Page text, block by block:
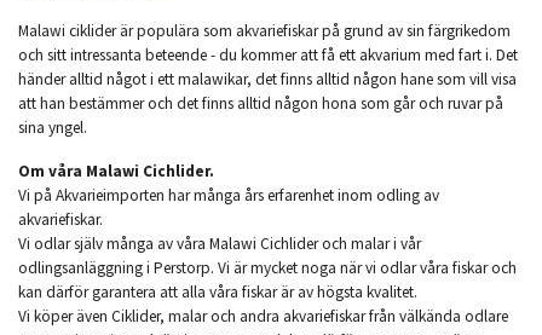
Malawi ciklider är populära som akvariefiskar på grund av sin färgrikedom
och sitt intressanta beteende - du kommer att få ett akvarium med fart i. Det
händer alltid något i ett malawikar, det finns alltid någon hane som vill visa
att han bestämmer och det finns alltid någon hona som går och ruvar på
sina yngel.
Om våra Malawi Cichlider.
Vi på Akvarieimporten har många års erfarenhet inom odling av
akvariefiskar.
Vi odlar själv många av våra Malawi Cichlider och malar i vår
odlingsanläggning i Perstorp. Vi är mycket noga när vi odlar våra fiskar och
kan därför garantera att alla våra fiskar är av högsta kvalitet.
Vi köper även Ciklider, malar och andra akvariefiskar från välkända odlare